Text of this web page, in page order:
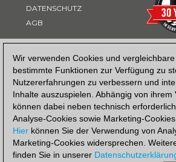
Wir verwenden Cookies und
bestimmte Funktionen zur Verfügung zu
Nutzererfahrungen zu verbessern und
Inhalte auszuspielen. Abhängig von ihrem
können dabei neben technisch
Analyse-Cookies sowie Marketing-
Hier können Sie der Verwendung von
Marketing-Cookies widersprechen.
finden Sie in unserer
DATENSCHUTZ
AGB
ZAHLUNGSART